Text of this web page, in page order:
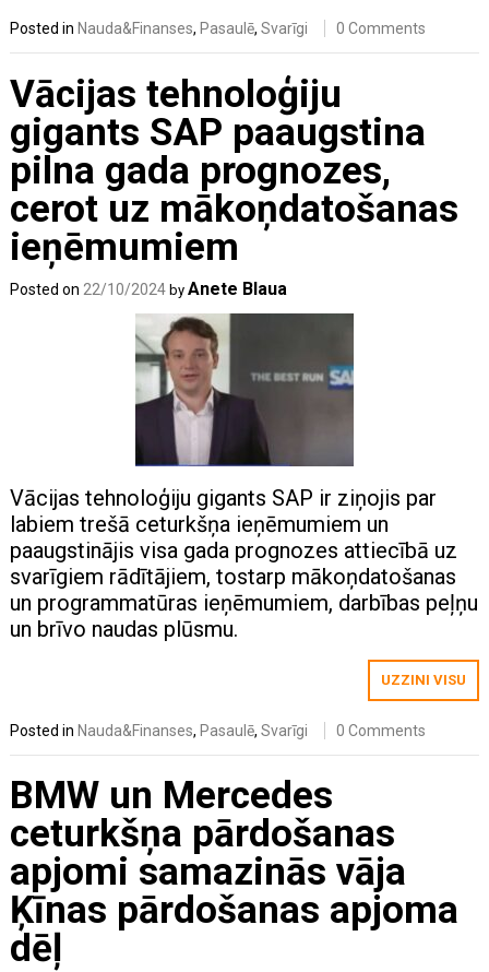
Posted in Nauda&Finanses, Pasaulē,Svarīgi 0 Comments
Vācijas tehnoloģiju
gigants SAP paaugstina
pilna gada prognozes,
cerot uz mākoņdatošanas
ieņēmumiem
Posted on 22/10/2024 byAnete Blaua
Vācijas tehnoloģiju gigants SAP ir ziņojis par
labiem trešā ceturkšņa ieņēmumiem un
paaugstinājis visa gada prognozes attiecībā uz
svarīgiem rādītājiem, tostarp mākoņdatošanas
un programmatūras ieņēmumiem, darbības peļņu
un brīvo naudas plūsmu.
UZZINI VISU
Posted inNauda&Finanses,Pasaulē,Svarīgi 0 Comments
BMW un Mercedes
ceturkšņa pārdošanas
apjomi samazinās vāja
Ķīnas pārdošanas apjoma
dēļ